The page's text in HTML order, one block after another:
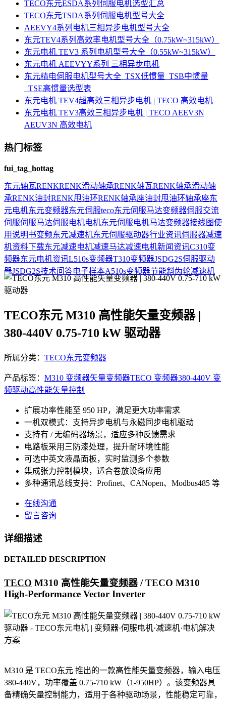
TECO东元ESDA系列伺服电机选型汇总
TECO东元TSDA系列伺服电机型号大全
AEEVY4系列电机三相异步电机型号大全
东元TEV4系列高效率电机型号大全（0.75kW~315kW）
东元电机 TEV3 系列电机型号大全（0.55kW~315kW）
东元电机 AEEVYY系列 三相异步电机
东元精电伺服电机型号大全_TSX低惯量_TSB中惯量
_TSE高惯量选型表
东元电机 TEV4超高效三相异步电机 | TECO 高效电机
东元电机 TEV3高效三相异步电机 | TECO AEEV3N
AEUV3N 高效电机
热门标签
fui_tag_hottag
东元轴瓦RENKRENK滑动轴承RENK轴瓦RENK轴承滑动轴
承RENK油封RENK甩油环RENK轴承座油封甩油环轴承座东
元电机东元变频器东元伺服teco东元伺服马达变频器伺服交流
伺服伺服马达伺服电机电机东元伺服电机马达变频器接线图使
用说明书变频东元减速机东元伺服驱动器行业资讯伺服器减速
机资料下载东元减速电机减速马达减速电机新闻资讯C310变
频器东元电机资讯L510s变频器T310变频器JSDG2S伺服驱动
器JSDG2S技术问答电子样本A510s变频器节能斜齿轮减速机
TECO东元 M310 高性能矢量变频器 |
380-440V 0.75-710 kW 驱动器
所属分类： TECO东元变频器
产品标签： M310 变频器矢量变频器TECO 变频器380-440V 变
频驱动高性能矢量控制
扩展功率性能至 950 HP，满足更大功率需求
一机双模式：支持异步电机与永磁同步电机驱动
支持有 / 无编码器场景，适应多种反馈需求
电路板采用三防漆处理，提升耐环境性能
可选中英文液晶面板，实时监测多个参数
集成张力控制模块，适合卷放设备应用
多种通讯总线支持：Profinet、CANopen、Modbus485 等
在线沟通
留言咨询
详细描述
DETAILED DESCRIPTION
TECO M310 高性能矢量变频器 / TECO M310
High-Performance Vector Inverter
M310 是 TECO东元 推出的一款高性能矢量变频器，输入电压
380-440V，功率覆盖 0.75-710 kW（1-950HP）。该变频器具
备精确矢量控制能力，适用于各种驱动场景，性能稳定可靠，